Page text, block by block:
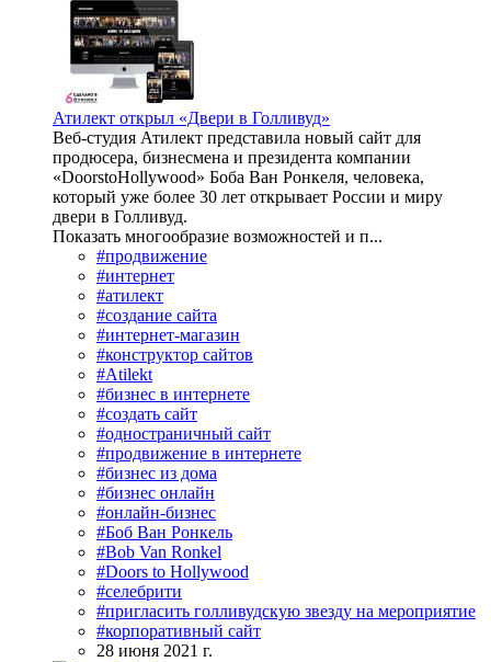
Атилект открыл «Двери в Голливуд»
Веб-студия Атилект представила новый сайт для
продюсера, бизнесмена и президента компании
«DoorstoHollywood» Боба Ван Ронкеля, человека,
который уже более 30 лет открывает России и миру
двери в Голливуд.
Показать многообразие возможностей и п...
#продвижение
#интернет
#атилект
#создание сайта
#интернет-магазин
#конструктор сайтов
#Atilekt
#бизнес в интернете
#создать сайт
#одностраничный сайт
#продвижение в интернете
#бизнес из дома
#бизнес онлайн
#онлайн-бизнес
#Боб Ван Ронкель
#Bob Van Ronkel
#Doors to Hollywood
#селебрити
#пригласить голливудскую звезду на мероприятие
#корпоративный сайт
28 июня 2021 г.